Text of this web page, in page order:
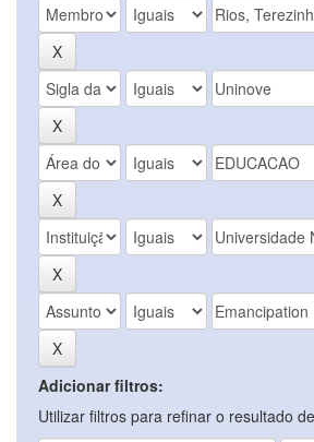
Adicionar filtros:
Utilizar filtros para refinar o resultado